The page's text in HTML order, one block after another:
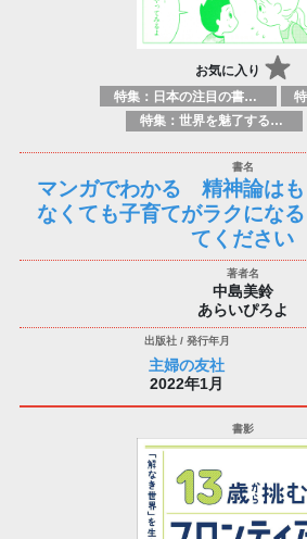
お気に入り
特集：日本の注目の書き手たち
特集：世界を魅了する日本のマンガ
マンガでわかる 精神論はも
なくても子育てがラクにな
てください
中島美鈴
あらいぴろよ
主婦の友社
2022年1月